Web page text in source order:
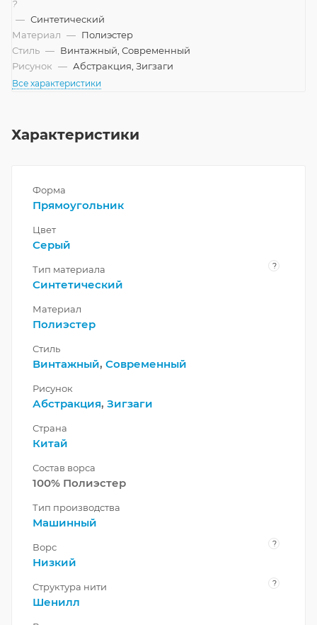
?
— Синтетический
Материал — Полиэстер
Стиль — Винтажный, Современный
Рисунок — Абстракция, Зигзаги
Все характеристики
Характеристики
Форма
Прямоугольник
Цвет
Серый
Тип материала ?
Синтетический
Материал
Полиэстер
Стиль
Винтажный, Современный
Рисунок
Абстракция, Зигзаги
Страна
Китай
Состав ворса
100% Полиэстер
Тип производства
Машинный
Ворс ?
Низкий
Структура нити ?
Шенилл